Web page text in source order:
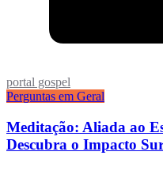
portal gospel
Perguntas em Geral
Meditação: Aliada ao
Descubra o Impacto